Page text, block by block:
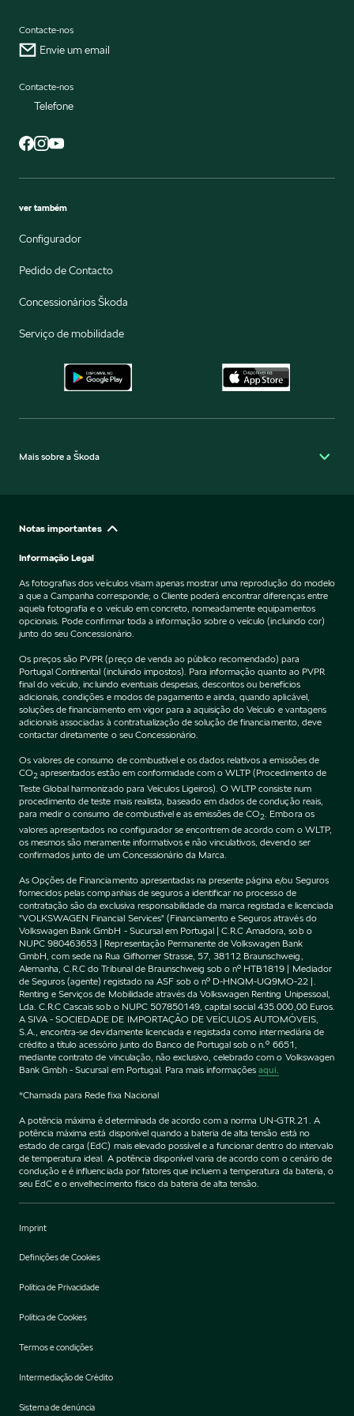
Contacte-nos
Envie um email
Contacte-nos
Telefone
ver também
Configurador
Pedido de Contacto
Concessionários Škoda
Serviço de mobilidade
Mais sobre a Škoda
Notas importantes
Informação Legal
As fotografias dos veículos visam apenas mostrar uma reprodução do modelo
a que a Campanha corresponde; o Cliente poderá encontrar diferenças entre
aquela fotografia e o veículo em concreto, nomeadamente equipamentos
opcionais. Pode confirmar toda a informação sobre o veículo (incluindo cor)
junto do seu Concessionário.
Os preços são PVPR (preço de venda ao público recomendado) para
Portugal Continental (incluindo impostos). Para informação quanto ao PVPR
final do veículo, incluindo eventuais despesas, descontos ou benefícios
adicionais, condições e modos de pagamento e ainda, quando aplicável,
soluções de financiamento em vigor para a aquisição do Veículo e vantagens
adicionais associadas à contratualização de solução de financiamento, deve
contactar diretamente o seu Concessionário.
Os valores de consumo de combustível e os dados relativos a emissões de
CO2 apresentados estão em conformidade com o WLTP (Procedimento de
Teste Global harmonizado para Veículos Ligeiros). O WLTP consiste num
procedimento de teste mais realista, baseado em dados de condução reais,
para medir o consumo de combustível e as emissões de CO2 . Embora os
valores apresentados no configurador se encontrem de acordo com o WLTP,
os mesmos são meramente informativos e não vinculativos, devendo ser
confirmados junto de um Concessionário da Marca.
As Opções de Financiamento apresentadas na presente página e/ou Seguros
fornecidos pelas companhias de seguros a identificar no processo de
contratação são da exclusiva responsabilidade da marca registada e licenciada
"VOLKSWAGEN Financial Services" (Financiamento e Seguros através do
Volkswagen Bank GmbH - Sucursal em Portugal | C.R.C Amadora, sob o
NUPC 980463653 | Representação Permanente de Volkswagen Bank
GmbH, com sede na Rua Gifhorner Strasse, 57, 38112 Braunschweig,
Alemanha, C.R.C do Tribunal de Braunschweig sob o nº HTB1819 | Mediador
de Seguros (agente) registado na ASF sob o nº D-HNQM-UQ9MO-22 |.
Renting e Serviços de Mobilidade através da Volkswagen Renting Unipessoal,
Lda. C.R.C Cascais sob o NUPC 507850149, capital social 435.000,00 Euros.
A SIVA - SOCIEDADE DE IMPORTAÇÃO DE VEÍCULOS AUTOMÓVEIS,
S.A., encontra-se devidamente licenciada e registada como intermediária de
crédito a título acessório junto do Banco de Portugal sob o n.º 6651,
mediante contrato de vinculação, não exclusivo, celebrado com o Volkswagen
Bank Gmbh - Sucursal em Portugal. Para mais informaçõesaqui.
*Chamada para Rede fixa Nacional
A potência máxima é determinada de acordo com a norma UN-GTR.21. A
potência máxima está disponível quando a bateria de alta tensão está no
estado de carga (EdC) mais elevado possível e a funcionar dentro do intervalo
de temperatura ideal. A potência disponível varia de acordo com o cenário de
condução e é influenciada por fatores que incluem a temperatura da bateria, o
seu EdC e o envelhecimento físico da bateria de alta tensão.
Imprint
Definições de Cookies
Política de Privacidade
Política de Cookies
Termos e condições
Intermediação de Crédito
Sistema de denúncia